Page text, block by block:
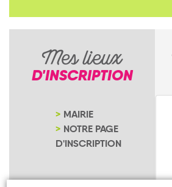
Mes lieux
D'INSCRIPTION
MAIRIE
NOTRE PAGE
D'INSCRIPTION